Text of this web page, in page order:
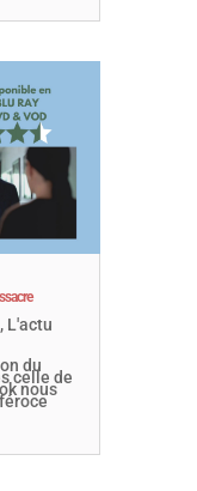
, L'actu
du
celle de
nous